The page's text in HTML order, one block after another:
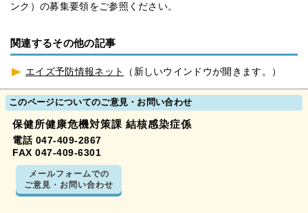
ンク）の募集要領をご参照ください。
関連するその他の記事
エイズ予防情報ネット （新しいウインドウが開きます。）
このページについてのご意見・お問い合わせ
保健所健康危機対策課 結核感染症係
電話 047-409-2867
FAX 047-409-6301
メールフォームでの
ご意見・お問い合わせ